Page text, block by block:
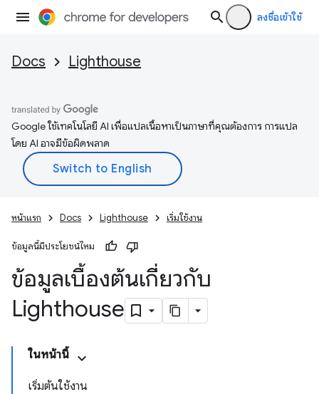
ลงชื่อเข้าใช้
Docs Lighthouse
Google ใช้เทคโนโลยี AI เพื่อแปลเนื้อหาเป็นภาษาที่คุณต้องการ การแปล
โดย AI อาจมีข้อผิดพลาด
หน้าแรก Docs Lighthouse เริ่มใช้งาน
ข้อมูลนี้มีประโยชน์ไหม
ข้อมูลเบื้องต้นเกี่ยวกับ
Lighthouse
ในหน้านี้
เริ่มต้นใช้งาน